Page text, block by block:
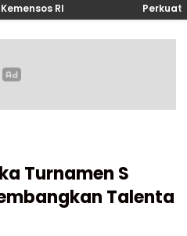
RI Perkuat
Turnamen S
Talenta